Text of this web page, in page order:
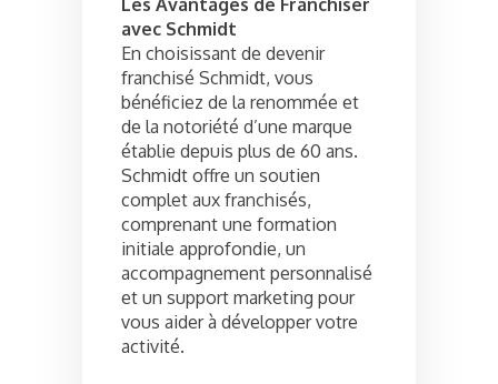
avec Schmidt
En choisissant de devenir
franchisé Schmidt, vous
bénéficiez de la renommée et
de la notoriété d’une marque
établie depuis plus de 60 ans.
Schmidt offre un soutien
complet aux franchisés,
comprenant une formation
initiale approfondie, un
accompagnement personnalisé
et un support marketing pour
vous aider à développer votre
activité.